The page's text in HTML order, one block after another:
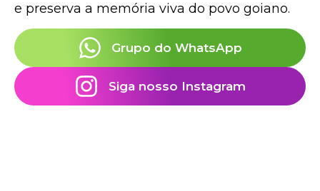
e preserva a memória viva do povo goiano.
Grupo do WhatsApp
Siga nosso Instagram